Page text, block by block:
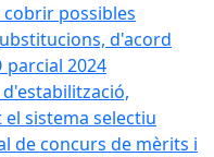
possibles
d'acord
parcial 2024
sistema selectiu
de concurs de mèrits i